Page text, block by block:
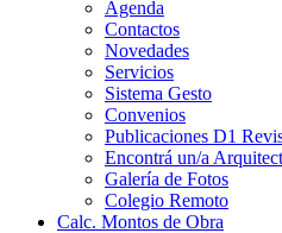
Agenda
Contactos
Novedades
Servicios
Sistema Gesto
Convenios
Publicaciones D1
Encontrá un/a
Galería de Fotos
Colegio Remoto
Calc. Montos de Obra